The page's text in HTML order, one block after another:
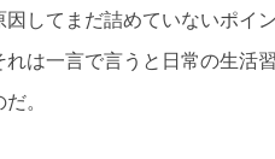
してまだ詰めていないポイ
は一言で言うと日常の生活習
。